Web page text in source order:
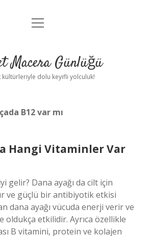
Anasayfa
Yasal Uyarı
menüyü
Macera Günlüğü
kültürleriyle dolu keyifli yolculuk!
B12 var mı
Hangi Vitaminler Var
gelir? Dana ayağı da cilt için
ve güçlü bir antibiyotik etkisi
dana ayağı vücuda enerji verir ve
oldukça etkilidir. Ayrıca özellikle
B vitamini, protein ve kolajen